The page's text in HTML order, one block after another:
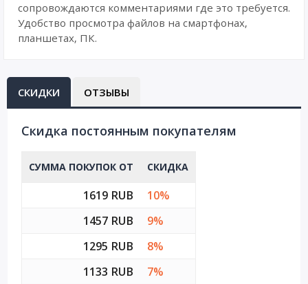
сопровождаются комментариями где это требуется.
Удобство просмотра файлов на смартфонах,
планшетах, ПК.
СКИДКИ ОТЗЫВЫ
Cкидка постоянным покупателям
СУММА ПОКУПОК ОТ СКИДКА
1619 RUB
10%
1457 RUB
9%
1295 RUB
8%
1133 RUB
7%